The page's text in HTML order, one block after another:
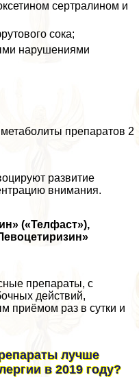
сертралином и
сока;
нарушениями
препаратов 2
развитие
внимания.
(«Телфаст»),
препараты, с
действий,
приёмом раз в сутки и
лучше
в 2019 году?